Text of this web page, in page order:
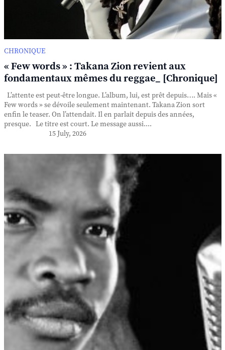
CHRONIQUE
« Few words » : Takana Zion revient aux
fondamentaux mêmes du reggae_ [Chronique]
L’attente est peut-être longue. L’album, lui, est prêt depuis…. Mais «
Few words » se dévoile seulement maintenant. Takana Zion sort
enfin le teaser. On l’attendait. Il en parlait depuis des années,
presque. Le titre est court. Le message aussi....
15 July, 2026